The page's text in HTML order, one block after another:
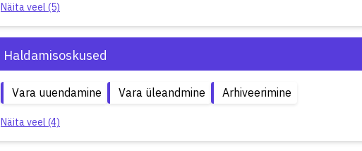
Näita veel (5)
Haldamisoskused
Vara uuendamine Vara üleandmine Arhiveerimine
Näita veel (4)